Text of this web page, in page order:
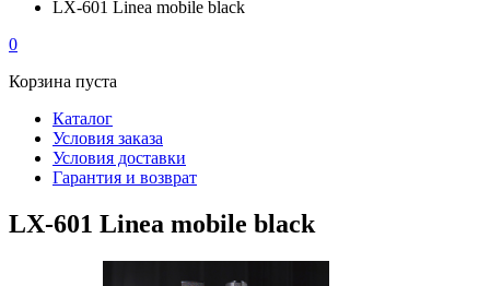
LX-601 Linea mobile black
0
Корзина пуста
Каталог
Условия заказа
Условия доставки
Гарантия и возврат
LX-601 Linea mobile black